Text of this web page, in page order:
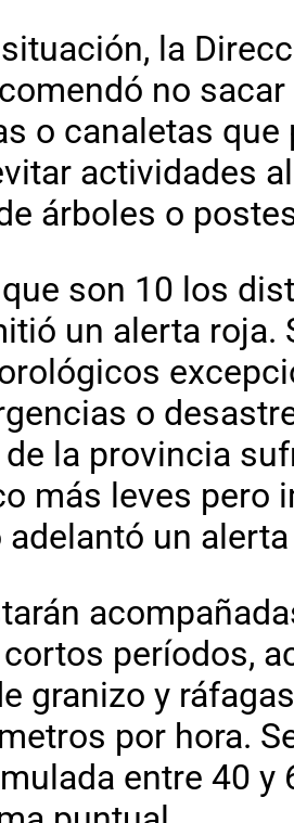
la
no
o canaletas
actividades
árboles o
son 10 los
un alerta roja.
o
la provincia
más leves pero
un
períodos,
granizo y
por hora.
entre 40 y